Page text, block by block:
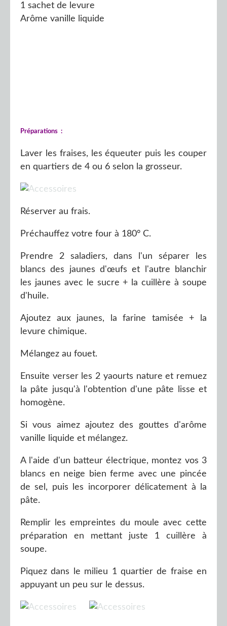
1 sachet de levure
Arôme vanille liquide
Préparations :
Laver les fraises, les équeuter puis les couper
en quartiers de 4 ou 6 selon la grosseur.
Réserver au frais.
Préchauffez votre four à 180° C.
Prendre 2 saladiers, dans l'un séparer les
blancs des jaunes d'œufs et l'autre
blanchir
les jaunes avec le sucre + la cuillère à soupe
d'huile.
Ajoutez aux jaunes, la farine tamisée + la
levure chimique.
Mélangez au fouet.
Ensuite verser les 2 yaourts nature et remuez
la pâte jusqu'à l'obtention d'une pâte lisse et
homogène.
Si vous aimez ajoutez des gouttes d'arôme
vanille liquide et mélangez.
A l'aide d'un batteur électrique, montez vos 3
blancs en neige bien ferme avec une pincée
de sel, puis les incorporer délicatement à la
pâte.
Remplir les empreintes du moule avec cette
préparation en mettant juste 1 cuillère à
soupe.
Piquez dans le milieu 1 quartier de fraise en
appuyant un peu sur le dessus.